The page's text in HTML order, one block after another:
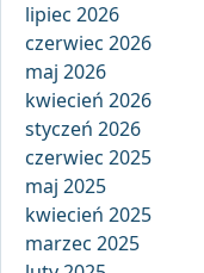
lipiec 2026
czerwiec 2026
maj 2026
kwiecień 2026
styczeń 2026
czerwiec 2025
maj 2025
kwiecień 2025
marzec 2025